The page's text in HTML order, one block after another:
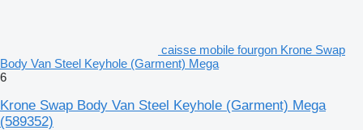
caisse mobile fourgon Krone Swap
Body Van Steel Keyhole (Garment) Mega
6
Krone Swap Body Van Steel Keyhole (Garment) Mega
(589352)